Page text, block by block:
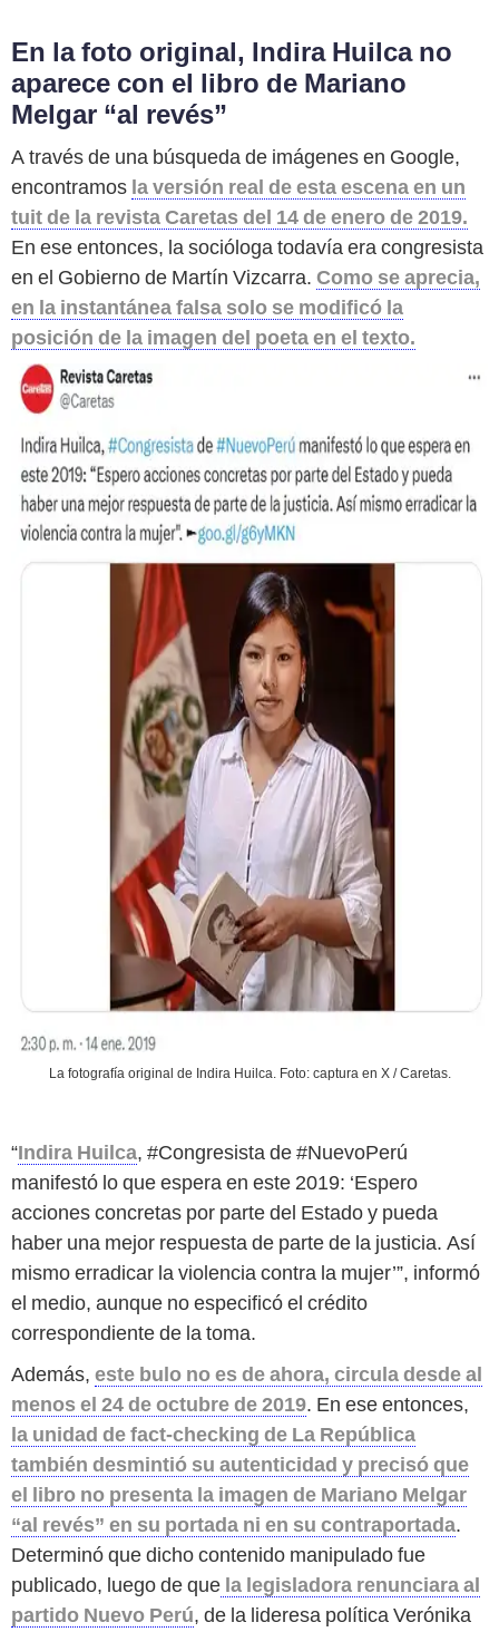
En la foto original, Indira Huilca no
aparece con el libro de Mariano
Melgar “al revés”
A través de una búsqueda de imágenes en Google,
encontramos la versión real de esta escena en un
tuit de la revista Caretas del 14 de enero de 2019.
En ese entonces, la socióloga todavía era congresista
en el Gobierno de Martín Vizcarra. Como se aprecia,
en la instantánea falsa solo se modificó la
posición de la imagen del poeta en el texto.
La fotografía original de Indira Huilca. Foto: captura en X / Caretas.
“Indira Huilca, #Congresista de #NuevoPerú
manifestó lo que espera en este 2019: ‘Espero
acciones concretas por parte del Estado y pueda
haber una mejor respuesta de parte de la justicia. Así
mismo erradicar la violencia contra la mujer’”, informó
el medio, aunque no especificó el crédito
correspondiente de la toma.
Además, este bulo no es de ahora, circula desde al
menos el 24 de octubre de 2019. En ese entonces,
la unidad de fact-checking de La República
también desmintió su autenticidad y precisó que
el libro no presenta la imagen de Mariano Melgar
“al revés” en su portada ni en su contraportada.
Determinó que dicho contenido manipulado fue
publicado, luego de que la legisladora renunciara al
partido Nuevo Perú, de la lideresa política Verónika